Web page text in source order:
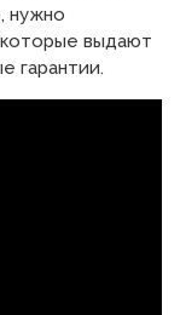
нужно
которые выдают
гарантии.